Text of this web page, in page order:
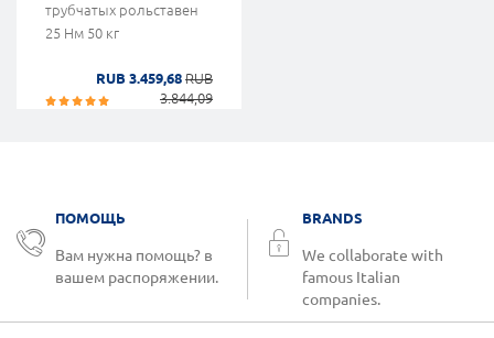
трубчатых рольставен
25 Нм 50 кг
RUB 3.459,68 RUB
3.844,09
ПОМОЩЬ
Вам нужна помощь? в
вашем распоряжении.
BRANDS
We collaborate with
famous Italian
companies.